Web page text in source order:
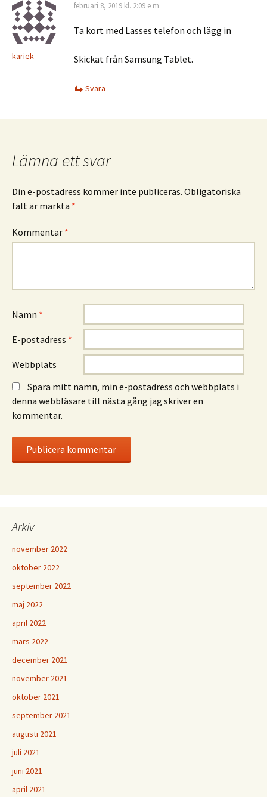
kariek
februari 8, 2019 kl. 2:09 e m
Ta kort med Lasses telefon och lägg in
Skickat från Samsung Tablet.
Svara
Lämna ett svar
Din e-postadress kommer inte publiceras. Obligatoriska
fält är märkta *
Kommentar *
Namn *
E-postadress *
Webbplats
Spara mitt namn, min e-postadress och webbplats i
denna webbläsare till nästa gång jag skriver en
kommentar.
Arkiv
november 2022
oktober 2022
september 2022
maj 2022
april 2022
mars 2022
december 2021
november 2021
oktober 2021
september 2021
augusti 2021
juli 2021
juni 2021
april 2021